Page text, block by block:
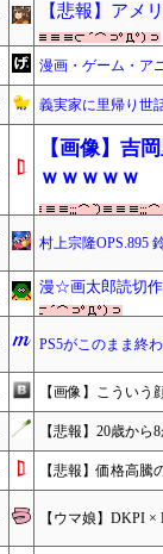
【悲報】アメ
漫画・ゲーム・ア
義実家に里帰り世
【画像】吉
ｗｗｗｗｗ
村上宗隆OPS.895
漫☆画太郎読切作
PS5がこのまま終
【画像】こうい
【悲報】20歳か
【悲報】価格高騰
【ウマ娘】DKPI